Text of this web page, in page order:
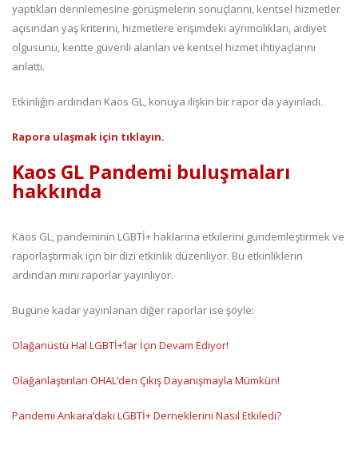
yaptıkları derinlemesine görüşmelerin sonuçlarını, kentsel hizmetler
açısından yaş kriterini, hizmetlere erişimdeki ayrımcılıkları, aidiyet
olgusunu, kentte güvenli alanları ve kentsel hizmet ihtiyaçlarını
anlattı.
Etkinliğin ardından Kaos GL, konuya ilişkin bir rapor da yayınladı.
Rapora ulaşmak için tıklayın.
Kaos GL Pandemi buluşmaları
hakkında
Kaos GL, pandeminin LGBTİ+ haklarına etkilerini gündemleştirmek ve
raporlaştırmak için bir dizi etkinlik düzenliyor. Bu etkinliklerin
ardından mini raporlar yayınlıyor.
Bugüne kadar yayınlanan diğer raporlar ise şöyle:
Olağanüstü Hal LGBTİ+’lar İçin Devam Ediyor!
Olağanlaştırılan OHAL’den Çıkış Dayanışmayla Mümkün!
Pandemi Ankara’daki LGBTİ+ Derneklerini Nasıl Etkiledi?